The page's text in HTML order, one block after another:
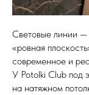
Световые линии —
«ровная
современное и
У Potolki Club под
на натяжном